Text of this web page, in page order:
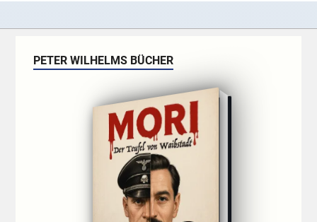
PETER WILHELMS BÜCHER